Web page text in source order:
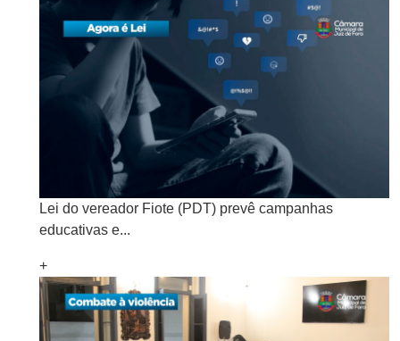
Lei do vereador Fiote (PDT) prevê campanhas
educativas e...
+